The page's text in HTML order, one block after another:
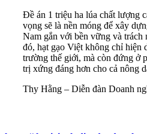
Đề án 1 triệu ha lúa chất lượng
vọng sẽ là nền móng để xây
Nam gắn với bền vững và
đó, hạt gạo Việt không chỉ hiện
trường thế giới, mà còn đứng ở
trị xứng đáng hơn cho cả nông
Thy Hằng – Diễn đàn Doanh